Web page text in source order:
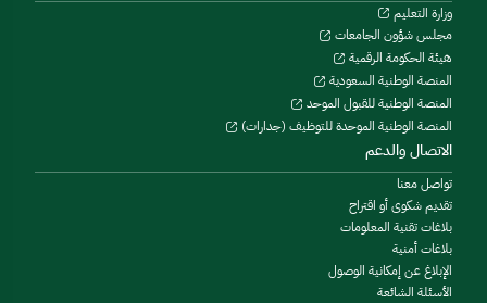
وزارة التعليم
مجلس شؤون الجامعات
هيئة الحكومة الرقمية
المنصة الوطنية السعودية
المنصة الوطنية للقبول الموحد
المنصة الوطنية الموحدة للتوظيف (جدارات)
الاتصال والدعم
تواصل معنا
تقديم شكوى أو اقتراح
بلاغات تقنية المعلومات
بلاغات أمنية
الإبلاغ عن إمكانية الوصول
الأسئلة الشائعة